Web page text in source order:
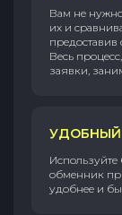
Вам не нужно
их и
Весь
заявки,
УДОБНЫЙ
обменник
удобнее и